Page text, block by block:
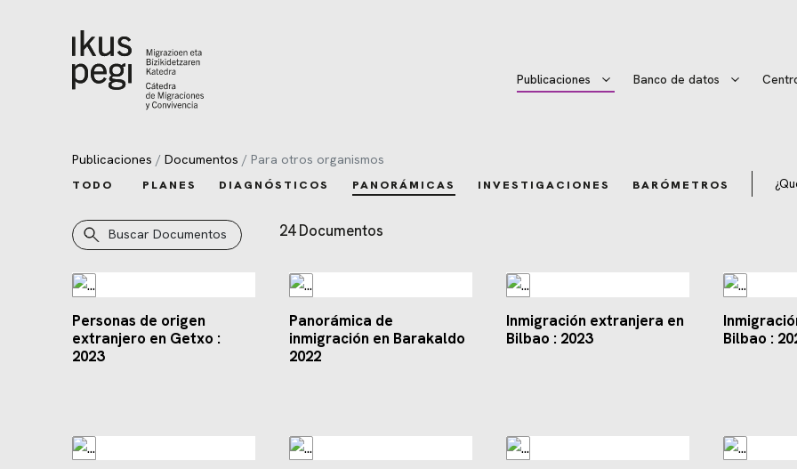
Ir directamente al contenido
Publicaciones Banco de datos
Publicaciones Documentos Para otros organismos
TODO PLANES DIAGNÓSTICOS PANORÁMICAS INVESTIGACIONES BARÓMETROS
Buscar Documentos 24 Documentos
Documentos
Personas de origen
extranjero en Getxo :
2023
Panorámica de
inmigración en Barakaldo
2022
Inmigración extranjera en
Bilbao : 2023
Bilbao :